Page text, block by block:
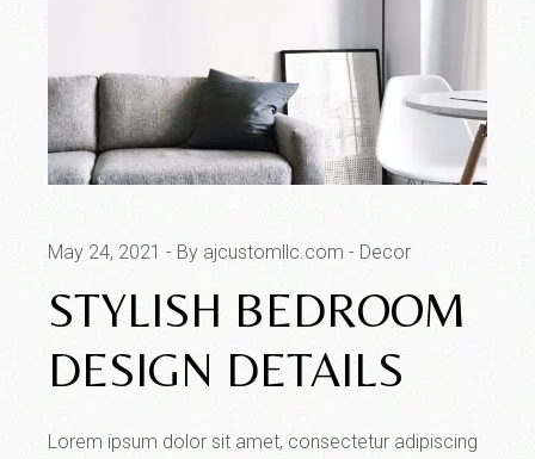
May 24, 2021 By ajcustomllc.com Decor
STYLISH BEDROOM
DESIGN DETAILS
Lorem ipsum dolor sit amet, consectetur adipiscing